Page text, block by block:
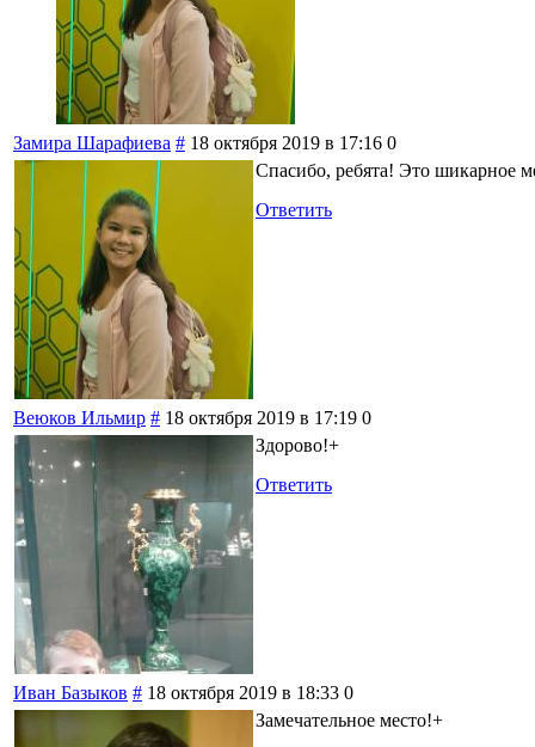
Замира Шарафиева # 18 октября 2019 в 17:16 0
Спасибо, ребята! Это шикарное
Ответить
Веюков Ильмир # 18 октября 2019 в 17:19 0
Здорово!+
Ответить
Иван Базыков # 18 октября 2019 в 18:33 0
Замечательное место!+